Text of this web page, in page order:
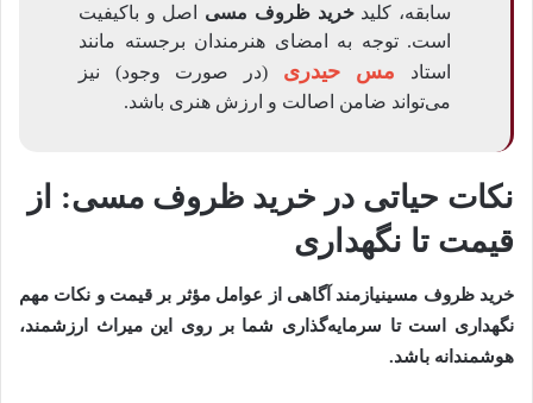
سابقه، کلید خرید ظروف مسی
اصل و باکیفیت
است. توجه به امضای هنرمندان برجسته مانند
استاد
مس حیدری
(در صورت وجود) نیز
می‌تواند ضامن اصالت و ارزش هنری باشد.
نکات حیاتی در خرید ظروف مسی: از
قیمت تا نگهداری
خرید ظروف مسینیازمند آگاهی از عوامل مؤثر بر قیمت و نکات مهم
نگهداری است تا سرمایه‌گذاری شما بر روی این میراث ارزشمند،
هوشمندانه باشد.